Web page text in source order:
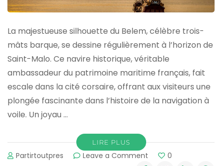
La majestueuse silhouette du Belem, célèbre trois-
mâts barque, se dessine régulièrement à l’horizon de
Saint-Malo. Ce navire historique, véritable
ambassadeur du patrimoine maritime français, fait
escale dans la cité corsaire, offrant aux visiteurs une
plongée fascinante dans l’histoire de la navigation à
voile. Un joyau …
LIRE PLUS
Partirtoutpres Leave a Comment 0